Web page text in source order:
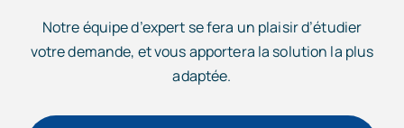
Notre équipe d’expert se fera un plaisir d’étudier
votre demande, et vous apportera la solution la plus
adaptée.